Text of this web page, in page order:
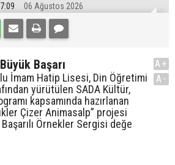
06 Ağustos 2026
Başarı
İmam Hatip Lisesi, Din Öğretimi
yürütülen SADA Kültür,
kapsamında hazırlanan
Çizer Animasalp” projesi
Başarılı Örnekler Sergisi değe
A+
A-